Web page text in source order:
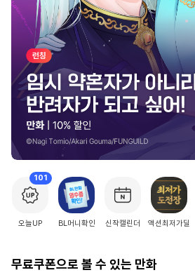
101
오늘UP BL머니확인 신작캘린더 액션최저가딜
무료쿠폰으로 볼 수 있는 만화